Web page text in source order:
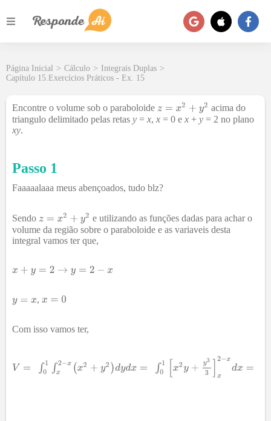
Página Inicial > Cálculo > Integrais Duplas >
Capítulo 15.Exercícios Práticos - Ex. 15
Encontre o volume sob o paraboloide
acima do
triangulo delimitado pelas retas y = x, x = 0 e x + y = 2 no plano
xy.
Passo 1
Faaaaalaaa meus abençoados, tudo blz?
Sendo
e utilizando as funções dadas para achar o
volume da região sobre o paraboloide e as variaveis desta
integral vamos ter que,
,
Com isso vamos ter,